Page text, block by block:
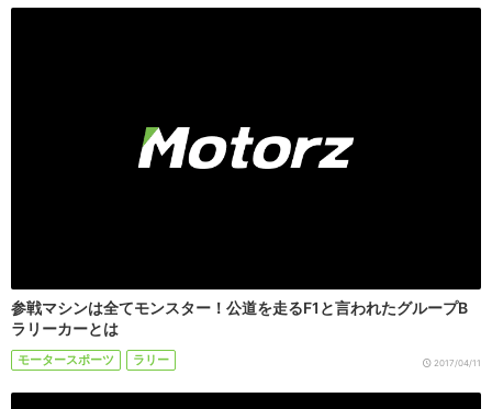
参戦マシンは全てモンスター！公道を走るF1と言われたグループB
ラリーカーとは
モータースポーツ ラリー 2017/04/11